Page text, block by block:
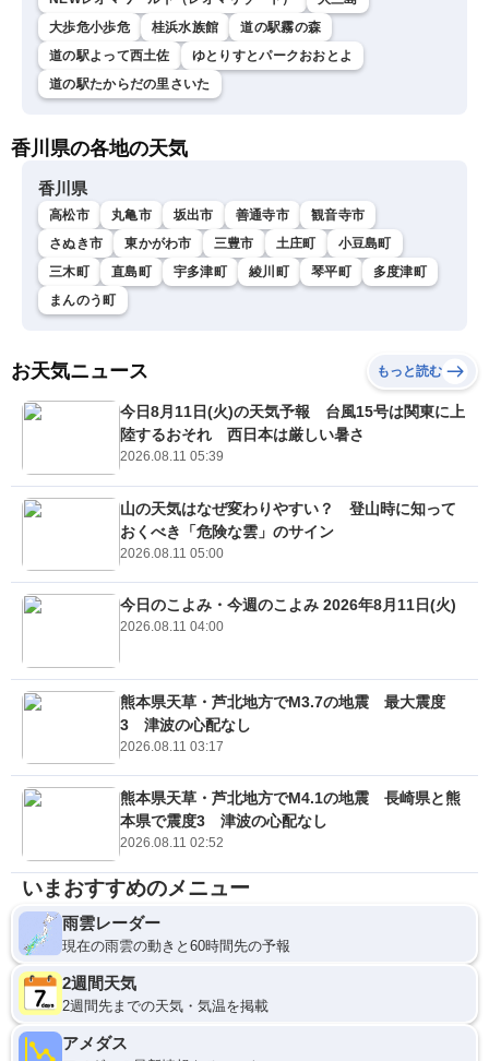
大歩危小歩危
桂浜水族館
道の駅霧の森
道の駅よって西土佐
ゆとりすとパークおおとよ
道の駅たからだの里さいた
香川県の各地の天気
香川県
高松市 丸亀市 坂出市 善通寺市
観音寺市
さぬき市
東かがわ市 三豊市 土庄町
小豆島町
三木町
直島町 宇多津町 綾川町 琴平町
多度津町
まんのう町
お天気ニュース もっと読む
今日8月11日(火)の天気予報 台風15号は関東に上
陸するおそれ 西日本は厳しい暑さ
2026.08.11 05:39
山の天気はなぜ変わりやすい？ 登山時に知って
おくべき「危険な雲」のサイン
2026.08.11 05:00
今日のこよみ・今週のこよみ 2026年8月11日(火)
2026.08.11 04:00
熊本県天草・芦北地方でM3.7の地震 最大震度
3 津波の心配なし
2026.08.11 03:17
熊本県天草・芦北地方でM4.1の地震 長崎県と熊
本県で震度3 津波の心配なし
2026.08.11 02:52
いまおすすめのメニュー
雨雲レーダー
現在の雨雲の動きと60時間先の予報
2週間天気
2週間先までの天気・気温を掲載
アメダス